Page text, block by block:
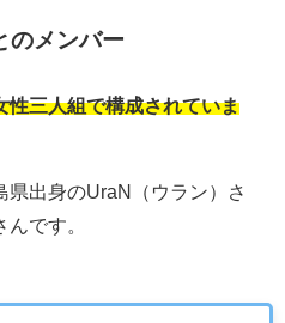
のメンバー
性三人組で構成されていま
出身のUraN（ウラン）さ
です。